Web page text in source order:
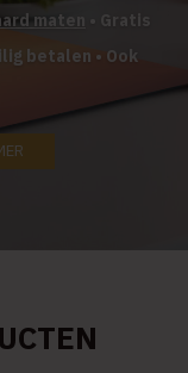
maten
• Gratis
betalen • Ook